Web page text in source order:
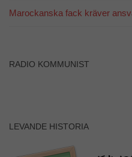
Marockanska fack kräver
RADIO KOMMUNIST
LEVANDE HISTORIA